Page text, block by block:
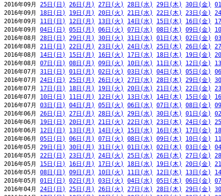
2016年09月 25日(日) 26日(月) 27日(火) 28日(水) 29日(木) 30日(金)
2016年09月 18日(日) 19日(月) 20日(火) 21日(水) 22日(木) 23日(金)
2016年09月 11日(日) 12日(月) 13日(火) 14日(水) 15日(木) 16日(金)
2016年09月 04日(日) 05日(月) 06日(火) 07日(水) 08日(木) 09日(金)
2016年08月 28日(日) 29日(月) 30日(火) 31日(水) 01日(木) 02日(金)
2016年08月 21日(日) 22日(月) 23日(火) 24日(水) 25日(木) 26日(金)
2016年08月 14日(日) 15日(月) 16日(火) 17日(水) 18日(木) 19日(金)
2016年08月 07日(日) 08日(月) 09日(火) 10日(水) 11日(木) 12日(金)
2016年07月 31日(日) 01日(月) 02日(火) 03日(水) 04日(木) 05日(金)
2016年07月 24日(日) 25日(月) 26日(火) 27日(水) 28日(木) 29日(金)
2016年07月 17日(日) 18日(月) 19日(火) 20日(水) 21日(木) 22日(金)
2016年07月 10日(日) 11日(月) 12日(火) 13日(水) 14日(木) 15日(金)
2016年07月 03日(日) 04日(月) 05日(火) 06日(水) 07日(木) 08日(金)
2016年06月 26日(日) 27日(月) 28日(火) 29日(水) 30日(木) 01日(金)
2016年06月 19日(日) 20日(月) 21日(火) 22日(水) 23日(木) 24日(金)
2016年06月 12日(日) 13日(月) 14日(火) 15日(水) 16日(木) 17日(金)
2016年06月 05日(日) 06日(月) 07日(火) 08日(水) 09日(木) 10日(金)
2016年05月 29日(日) 30日(月) 31日(火) 01日(水) 02日(木) 03日(金)
2016年05月 22日(日) 23日(月) 24日(火) 25日(水) 26日(木) 27日(金)
2016年05月 15日(日) 16日(月) 17日(火) 18日(水) 19日(木) 20日(金)
2016年05月 08日(日) 09日(月) 10日(火) 11日(水) 12日(木) 13日(金)
2016年05月 01日(日) 02日(月) 03日(火) 04日(水) 05日(木) 06日(金)
2016年04月 24日(日) 25日(月) 26日(火) 27日(水) 28日(木) 29日(金)